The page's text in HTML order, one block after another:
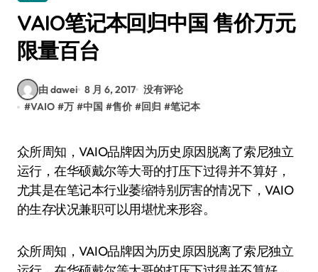
VAIO笔记本回归中国 售价万元
限量百台
由 dawei 8 月 6, 2017 没有评论
#VAIO #万 #中国 #售价 #回归 #笔记本
众所周知，VAIO品牌因为历史原因脱离了索尼独立
运行，在华硕戴尔等大哥的打压下过得并不算好，
尤其是在笔记本行业萎缩特别厉害的情况下，VAIO
的生存状况兼职可以用堪忧来形容。
众所周知，VAIO品牌因为历史原因脱离了索尼独立